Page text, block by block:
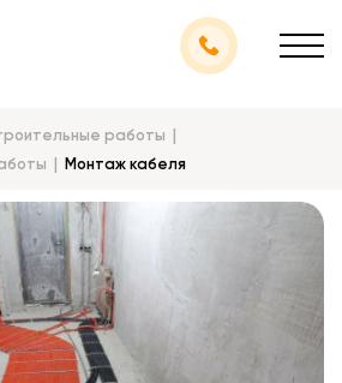
работы
Монтаж кабеля